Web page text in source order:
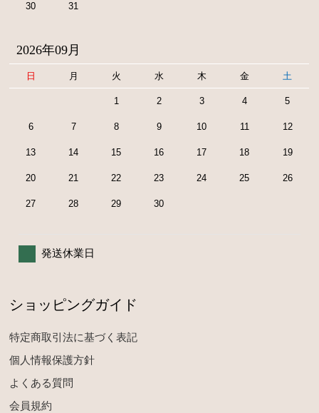
30 31
2026年09月
日 月 火 水 木 金 土
1 2 3 4 5
6 7 8 9 10 11 12
13 14 15 16 17 18 19
20 21 22 23 24 25 26
27 28 29 30
発送休業日
ショッピングガイド
特定商取引法に基づく表記
個人情報保護方針
よくある質問
会員規約